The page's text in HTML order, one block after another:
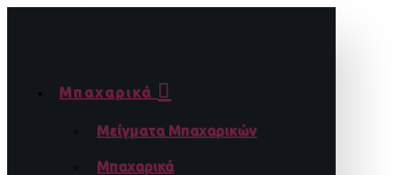
Μπαχαρικά
Μείγματα Μπαχαρικών
Μπαχαρικά